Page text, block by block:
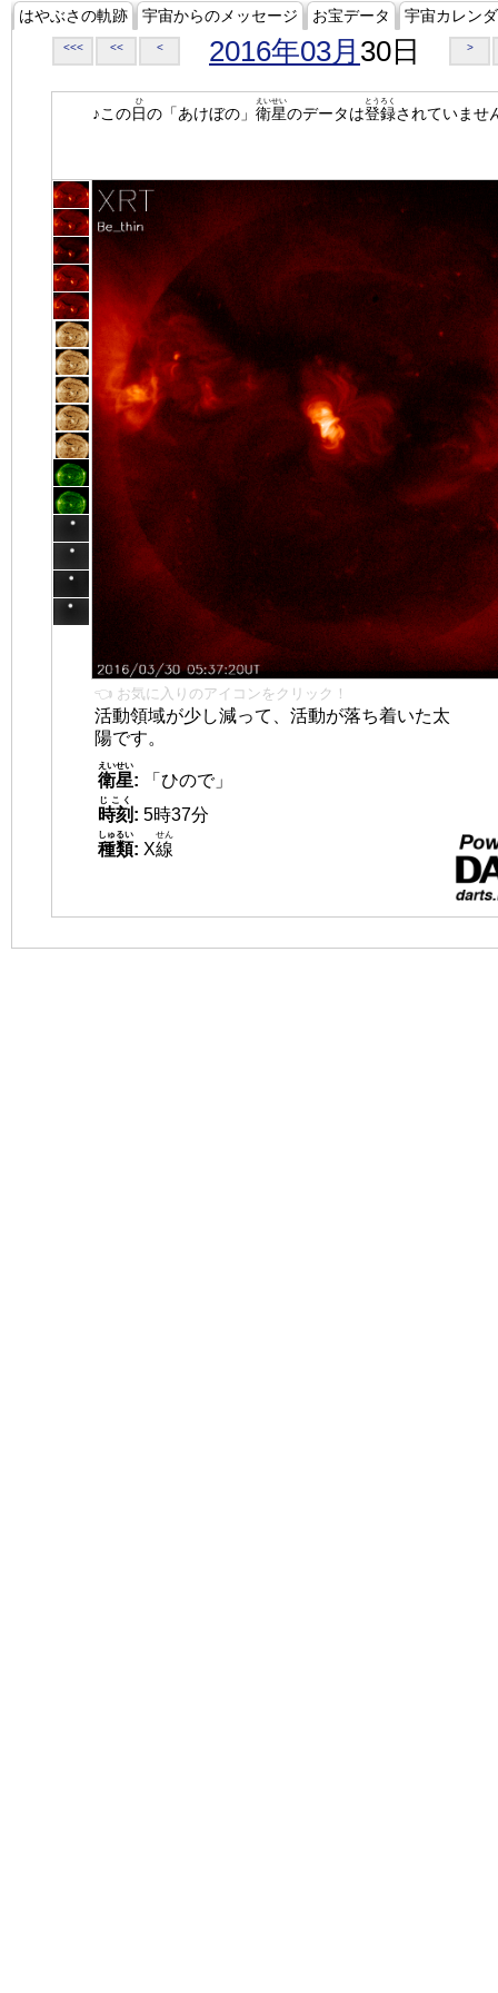
はやぶさの軌跡 宇宙からのメッセージ お宝データ 宇宙カレン
<<< << < 2016年03月 30日 >
♪この日
ひ
の「あけぼの」 衛星
えいせい
のデータは登録
とうろく
されていませ
👈 お気に入りのアイコンをクリック！
活動領域が少し減って、活動が落ち着いた太
陽です。
衛星
えいせい
:
「ひので」
時刻
じこく
: 5時37分
種類
しゅるい
: X線
せん